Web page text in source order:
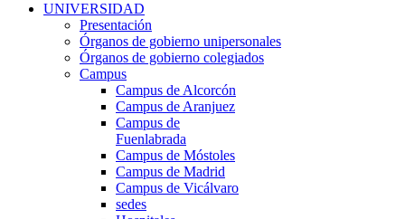
UNIVERSIDAD
Presentación
Órganos de gobierno unipersonales
Órganos de gobierno colegiados
Campus
Campus de Alcorcón
Campus de Aranjuez
Campus de
Fuenlabrada
Campus de Móstoles
Campus de Madrid
Campus de Vicálvaro
sedes